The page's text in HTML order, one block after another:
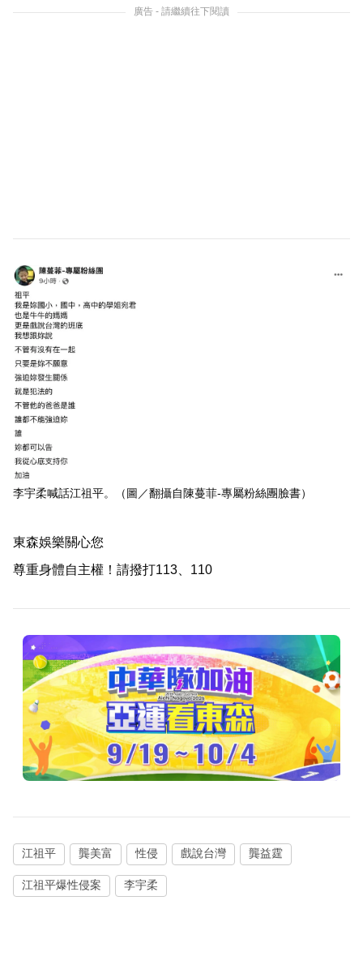
廣告 - 請繼續往下閱讀
李宇柔喊話江祖平。（圖／翻攝自陳蔓菲-專屬粉絲團臉書）
東森娛樂關心您
尊重身體自主權！請撥打113、110
江祖平 龔美富 性侵 戲說台灣 龔益霆
江祖平爆性侵案 李宇柔